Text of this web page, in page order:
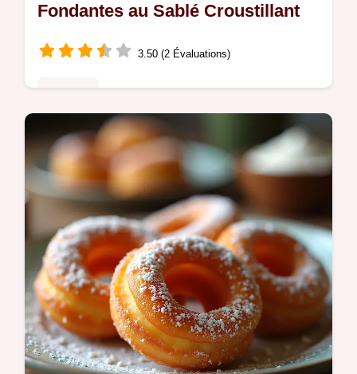
Fondantes au Sablé Croustillant
3.50 (2 Évaluations)
Découvrez la recette des meilleures barres
de citron fondantes Une base sablée
beurrée et une garniture onctueuse Lidée
dessert citron facile et réconfortante